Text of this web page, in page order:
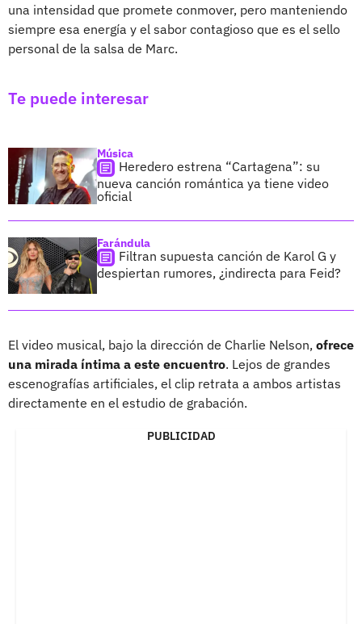
una intensidad que promete conmover, pero manteniendo
siempre esa energía y el sabor contagioso que es el sello
personal de la salsa de Marc.
Te puede interesar
Música
Heredero estrena “Cartagena”: su
nueva canción romántica ya tiene video
oficial
Farándula
Filtran supuesta canción de Karol G y
despiertan rumores, ¿indirecta para Feid?
El video musical, bajo la dirección de Charlie Nelson, ofrece
una mirada íntima a este encuentro. Lejos de grandes
escenografías artificiales, el clip retrata a ambos artistas
directamente en el estudio de grabación.
PUBLICIDAD